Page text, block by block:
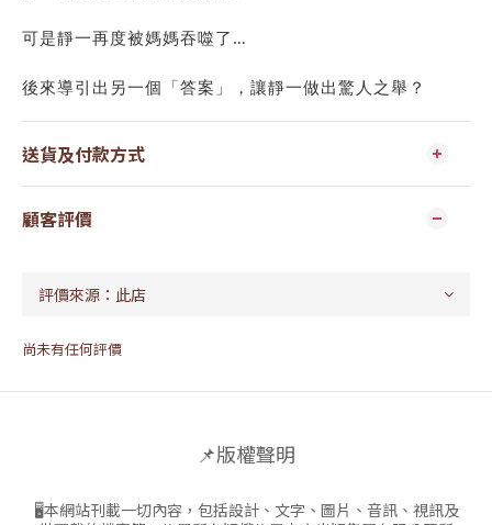
可是靜一再度被媽媽吞噬了…
後來導引出另一個「答案」，讓靜一做出驚人之舉？
送貨及付款方式
顧客評價
尚未有任何評價
📌版權聲明
🖥本網站刊載一切內容，包括設計、文字、圖片、音訊、視訊及